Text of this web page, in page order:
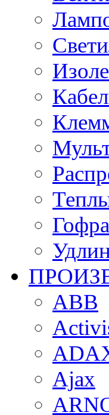
ABB
Ajax